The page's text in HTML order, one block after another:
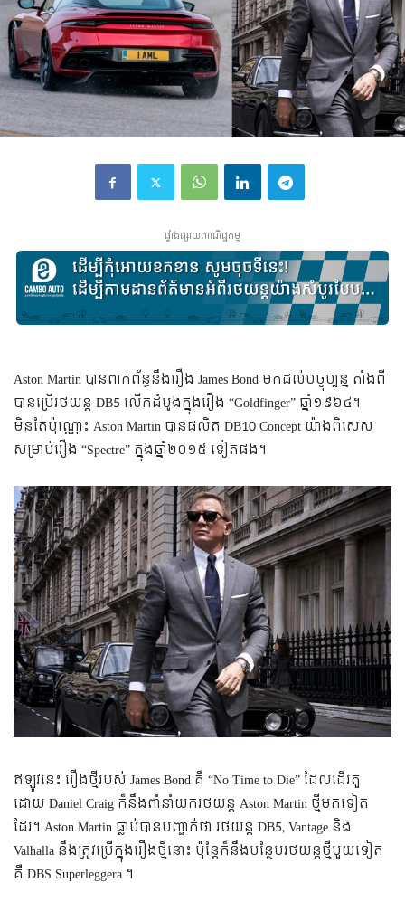
ផ្ទាំងផ្សាយពាណិជ្ជកម្ម
Aston Martin បានពាក់ព័ន្ធនឹងរឿង James Bond មកដល់បច្ចុប្បន្ន តាំងពី
បានប្រើរថយន្ត DB5 លើកដំបូងក្នុងរឿង “Goldfinger” ឆ្នាំ១៩៦៤។
មិនតែប៉ុណ្ណោះ Aston Martin បានផលិត DB10 Concept យ៉ាងពិសេស
សម្រាប់រឿង “Spectre” ក្នុងឆ្នាំ២០១៥ ទៀតផង។
ឥឡូវនេះ រឿងថ្មីរបស់ James Bond គឺ “No Time to Die” ដែលដើរតួ
ដោយ Daniel Craig ក៏នឹងពាំនាំយករថយន្ត Aston Martin ថ្មីមកទៀត
ដែរ។ Aston Martin ធ្លាប់បានបញ្ជាក់ថា រថយន្ត DB5, Vantage និង
Valhalla នឹងត្រូវប្រើក្នុងរឿងថ្មីនោះ ប៉ុន្តែក៏នឹងបន្ថែមរថយន្តថ្មីមួយទៀត
គឺ DBS Superleggera ។